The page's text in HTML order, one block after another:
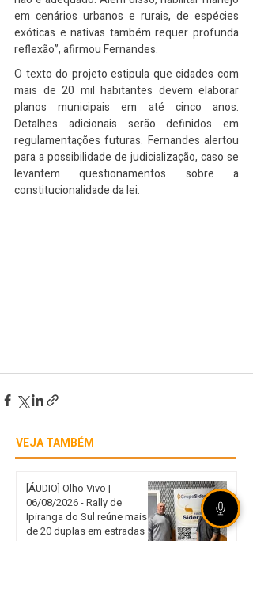
em cenários urbanos e rurais, de espécies
exóticas e nativas também requer profunda
reflexão”, afirmou Fernandes.
O texto do projeto estipula que cidades com
mais de 20 mil habitantes devem elaborar
planos municipais em até cinco anos.
Detalhes adicionais serão definidos em
regulamentações futuras. Fernandes alertou
para a possibilidade de judicialização, caso se
levantem questionamentos sobre a
constitucionalidade da lei.
VEJA TAMBÉM
[ÁUDIO] Olho Vivo |
06/08/2026 - Rally de
Ipiranga do Sul reúne mais
de 20 duplas em estradas